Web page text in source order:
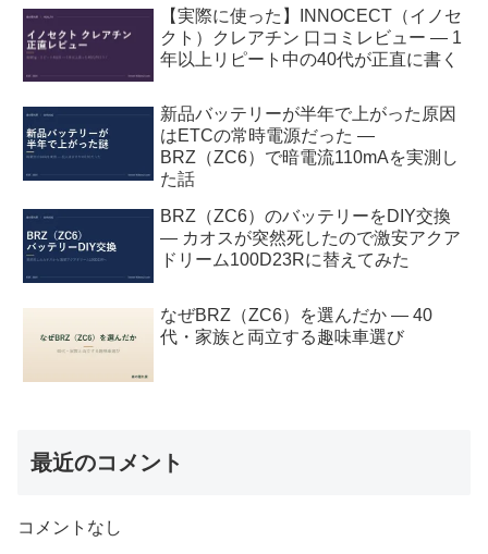
【実際に使った】INNOCECT（イノセ
クト）クレアチン 口コミレビュー — 1
年以上リピート中の40代が正直に書く
新品バッテリーが半年で上がった原因
はETCの常時電源だった —
BRZ（ZC6）で暗電流110mAを実測し
た話
BRZ（ZC6）のバッテリーをDIY交換
— カオスが突然死したので激安アクア
ドリーム100D23Rに替えてみた
なぜBRZ（ZC6）を選んだか — 40
代・家族と両立する趣味車選び
最近のコメント
コメントなし